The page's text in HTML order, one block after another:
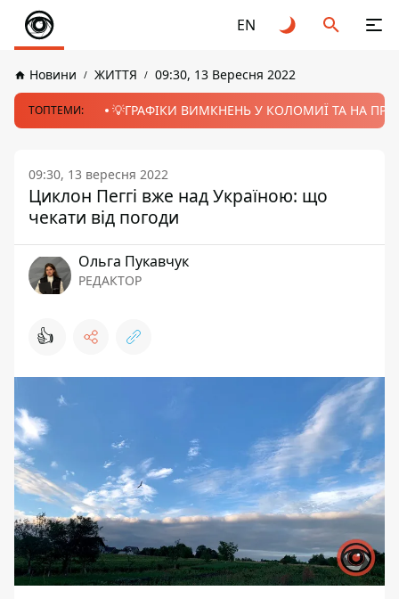
EN
Новини ЖИТТЯ 09:30, 13 Вересня 2022
ТОПТЕМИ: 💡ГРАФІКИ ВИМКНЕНЬ У КОЛОМИЇ ТА НА
09:30, 13 вересня 2022
Циклон Пеггі вже над Україною: що
чекати від погоди
Ольга Пукавчук
РЕДАКТОР
👍